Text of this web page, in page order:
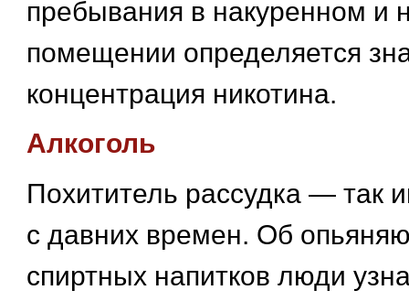
пребывания в накуренном и
помещении определяется
концентрация никотина.
Алкоголь
Похититель рассудка — так
с давних времен. Об
спиртных напитков люди